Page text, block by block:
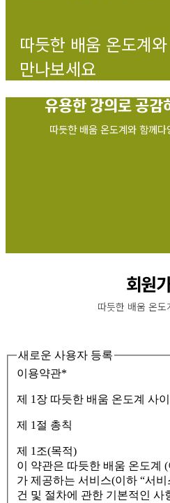
따듯한 배움 온도계
만나보세요
유용한 강의로 공감
따듯한 배움 온도계와 함께
회원
따듯한 배움 온도
새로운 사용자 등록
이용약관*
제 1장 따듯한 배움 온도계 사
제 1절 총칙
제 1조(목적)
이 약관은 따듯한 배움 온도계 (
가 제공하는 서비스(이하 “서비
건 및 절차에 관한 기본적인 사